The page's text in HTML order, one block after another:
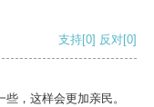
支持[0] 反对[0]
，这样会更加亲民。